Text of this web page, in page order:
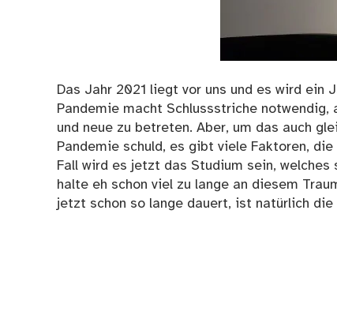
Das Jahr 2021 liegt vor uns und es wird ein
Pandemie macht Schlussstriche
und neue zu betreten. Aber, um das auch
Pandemie schuld, es gibt viele Faktoren,
Fall wird es jetzt das Studium sein, welches
halte eh schon viel zu lange an diesem
jetzt schon so lange dauert, ist natürlich